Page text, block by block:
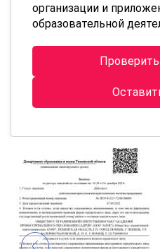
организации и
образовательной